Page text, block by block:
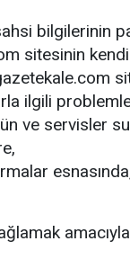
bilgilerinin
sitesinin
ilgili
ve servisler